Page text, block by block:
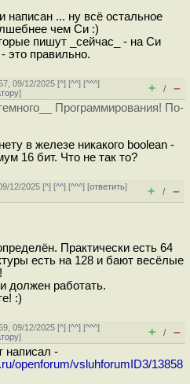
написан ... ну всё остальное
чем Си :)
пишут _сейчас_ - на Си
это правильно.
09/12/2025 [^] [^^] [^^^]
] + / –
Программирования! По-
в железе никакого boolean -
16 бит. Что не так то?
12/2025 [^] [^^] [^^^] [ответить]
+ / –
Практически есть 64
есть на 128 и бают весёлые
должен работать.
:)
09/12/2025 [^] [^^] [^^^]
] + / –
написал -
openforum/vsluhforumID3/13858